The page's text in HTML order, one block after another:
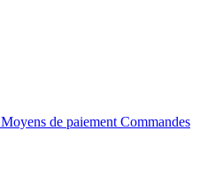
Moyens de paiement Commandes